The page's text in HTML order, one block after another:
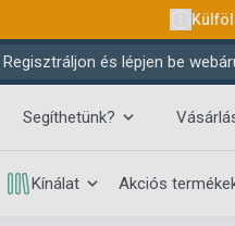
Regisztráljon és lépjen be
Segíthetünk?
Kínálat Akciós